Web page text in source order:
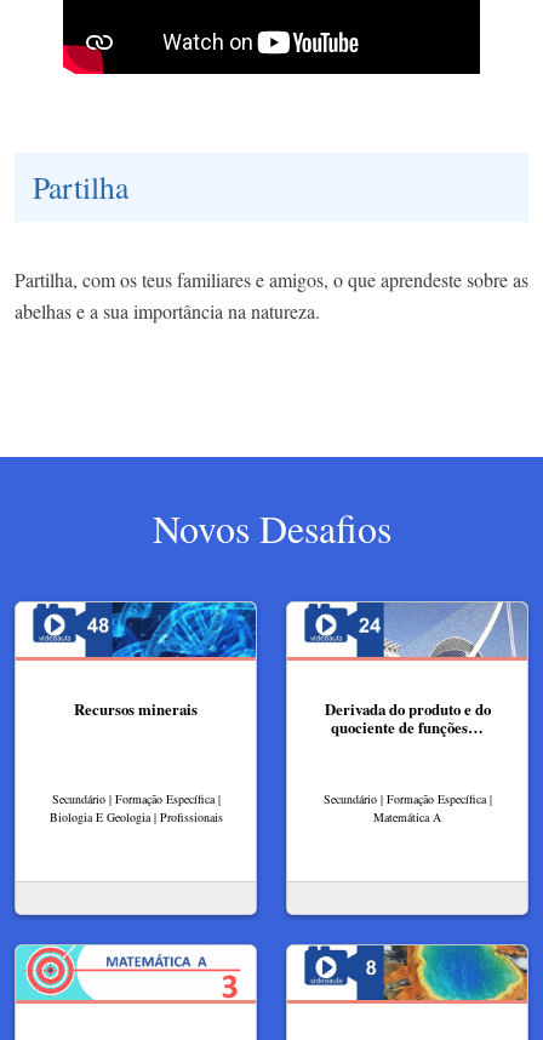
Partilha
Partilha, com os teus familiares e amigos, o que aprendeste sobre as
abelhas e a sua importância na natureza.
Novos Desafios
Recursos minerais
Secundário | Formação Específica |
Biologia E Geologia | Profissionais
Derivada do produto e do
quociente de funções…
Secundário | Formação Específica |
Matemática A